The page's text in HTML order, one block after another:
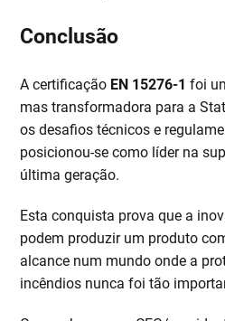
Conclusão
A certificação EN 15276-1foi
mas transformadora para a
os desafios técnicos e
posicionou-se como líder na
última geração.
Esta conquista prova que a
podem produzir um produto
alcance num mundo onde a
incêndios nunca foi tão